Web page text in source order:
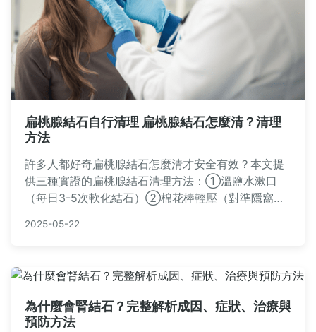
扁桃腺結石自行清理 扁桃腺結石怎麼清？清理
方法
許多人都好奇扁桃腺結石怎麼清才安全有效？本文提
供三種實證的扁桃腺結石清理方法：①溫鹽水漱口
（每日3-5次軟化結石）②棉花棒輕壓（對準隱窩溫
提醒扁桃腺結石自行清理時應注意：工具消毒、動作
2025-05-22
為什麼會腎結石？完整解析成因、症狀、治療與
預防方法